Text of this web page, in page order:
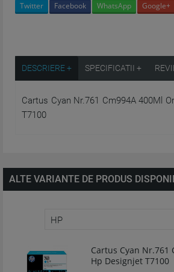
Twitter Facebook WhatsApp Google+
DESCRIERE + SPECIFICATII +
Cartus Cyan Nr.761 Cm994A 400Ml
T7100
ALTE VARIANTE DE PRODUS
Cartus Cyan Nr.761
Hp Designjet T7100